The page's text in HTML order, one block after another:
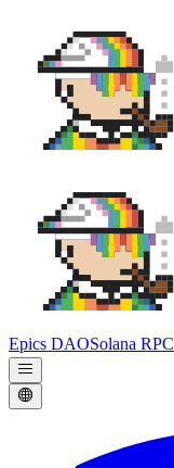
Epics DAOSolana RPC